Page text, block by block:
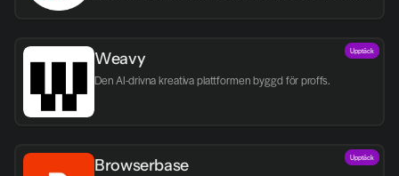
Weavy
Den AI-drivna kreativa plattformen byggd för proffs.
Upptäck
Browserbase Upptäck